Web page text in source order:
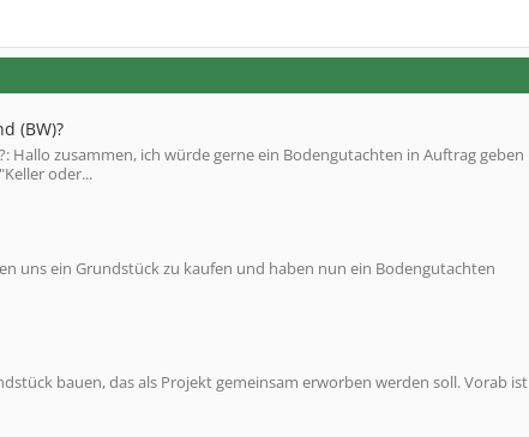
(BW)?
zusammen, ich würde gerne ein Bodengutachten in Auftrag geben
oder...
uns ein Grundstück zu kaufen und haben nun ein Bodengutachten
bauen, das als Projekt gemeinsam erworben werden soll. Vorab ist